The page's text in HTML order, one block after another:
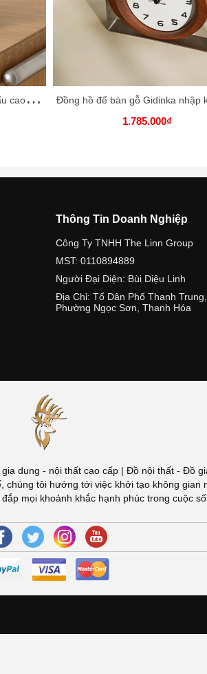
Đ
ồng hồ để bàn Cube nhập khẩu cao cấp / Cube Clock
1.785.000₫
Thông Tin Doanh Nghiệp
Công Ty TNHH The Linn Group
MST: 0110894889
Người Đại Diện: Bùi Diệu Linh
Địa Chỉ: Tổ Dân Phố Thanh Trung,
Phường Ngọc Sơn, Thanh Hóa
dụng - nội thất cao cấp | Đồ nội thất - Đồ
chúng tôi hướng tới việc khởi tạo không
mọi khoảnh khắc hạnh phúc trong cuộc